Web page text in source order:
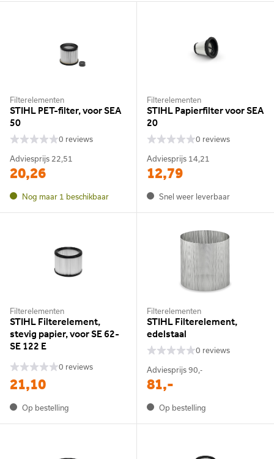
Filterelementen
STIHL PET-filter, voor SEA
50
0 reviews
Adviesprijs 22,51
20,26
Nog maar 1 beschikbaar
Filterelementen
STIHL Papierfilter voor SEA
20
0 reviews
Adviesprijs 14,21
12,79
Snel weer leverbaar
Filterelementen
STIHL Filterelement,
stevig papier, voor SE 62-
SE 122 E
0 reviews
21,10
Op bestelling
Filterelementen
STIHL Filterelement,
edelstaal
0 reviews
Adviesprijs 90,-
81,-
Op bestelling